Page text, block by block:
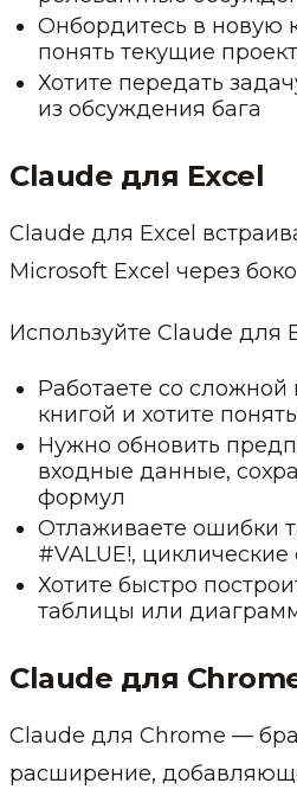
Онбордитесь в новую
понять текущие
Хотите передать
из обсуждения бага
Claude для Excel
Claude для Excel
Microsoft Excel через
Используйте Claude для
Работаете со
книгой и хотите
Нужно обновить
входные данные,
формул
Отлаживаете ошибки
#VALUE!, циклические
Хотите быстро
таблицы или
Claude для
Claude для Chrome —
расширение,